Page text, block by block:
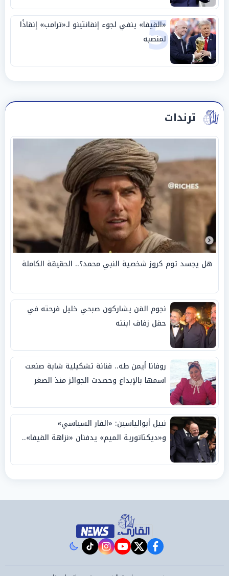
5
«الفيفا» ينفي لجوء إنفانتينو لـ«ترامب» إنقاذًا
لمنصبه
ترندات
هل يجسد توم كروز شخصية النبي محمد؟.. الحقيقة الكاملة
نجوم الفن يشاركون صبحي خليل فرحته في
حفل زفاف ابنته
روفانا أيمن طه.. فنانة تشكيلية شابة صنعت
اسمها بالإبداع وحصدت الجوائز منذ الصغر
نبيل أبوالياسين: «الفار السياسي»
و«ديكتاتورية الميم» يدفنان «نزاهة الفيفا»..
facebook
twitter
youtube
instagram
tiktok